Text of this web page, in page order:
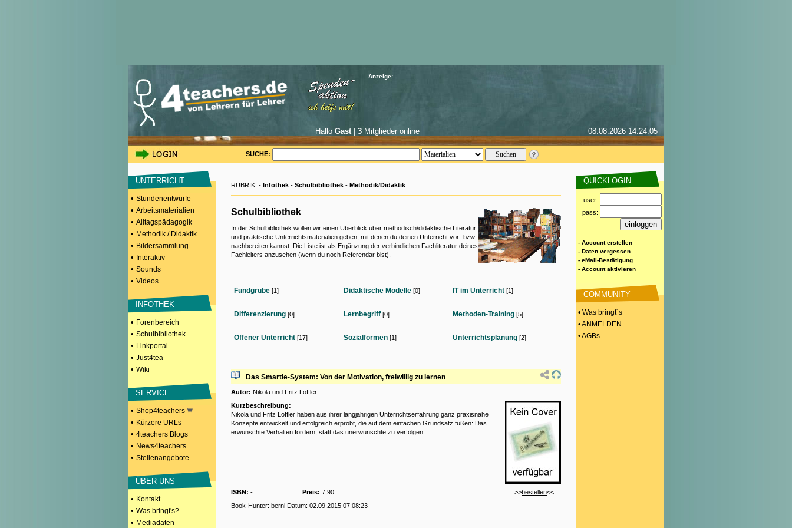
Anzeige:
Hallo Gast| 3Mitglieder online 08.08.2026 14:24:05
SUCHE:
UNTERRICHT
• Stundenentwürfe
• Arbeitsmaterialien
• Alltagspädagogik
• Methodik / Didaktik
• Bildersammlung
• Interaktiv
• Sounds
• Videos
INFOTHEK
• Forenbereich
• Schulbibliothek
• Linkportal
• Just4tea
• Wiki
SERVICE
• Shop4teachers
• Kürzere URLs
• 4teachers Blogs
• News4teachers
• Stellenangebote
ÜBER UNS
• Kontakt
• Was bringt's?
• Mediadaten
RUBRIK: - Infothek - Schulbibliothek - Methodik/Didaktik
Schulbibliothek
In der Schulbibliothek wollen wir einen Überblick über methodisch/didaktische Literatur
und praktische Unterrichtsmaterialien geben, mit denen du deinen Unterricht vor- bzw.
nachbereiten kannst. Die Liste ist als Ergänzung der verbindlichen Fachliteratur deines
Fachleiters anzusehen (wenn du noch Referendar bist).
Fundgrube [1] Didaktische Modelle [0] IT im Unterricht [1]
Differenzierung [0] Lernbegriff [0] Methoden-Training [5]
Offener Unterricht [17] Sozialformen [1] Unterrichtsplanung [2]
Das Smartie-System: Von der Motivation, freiwillig zu lernen
Autor: Nikola und Fritz Löffler
Kurzbeschreibung:
Nikola und Fritz Löffler haben aus ihrer langjährigen Unterrichtserfahrung ganz praxisnahe
Konzepte entwickelt und erfolgreich erprobt, die auf dem einfachen Grundsatz fußen: Das
erwünschte Verhalten fördern, statt das unerwünschte zu verfolgen.
ISBN: - Preis: 7,90 >>bestellen<<
Book-Hunter: berni Datum: 02.09.2015 07:08:23
QUICKLOGIN
user:
pass:
- Account erstellen
- Daten vergessen
- eMail-Bestätigung
- Account aktivieren
COMMUNITY
• Was bringt´s
• ANMELDEN
• AGBs